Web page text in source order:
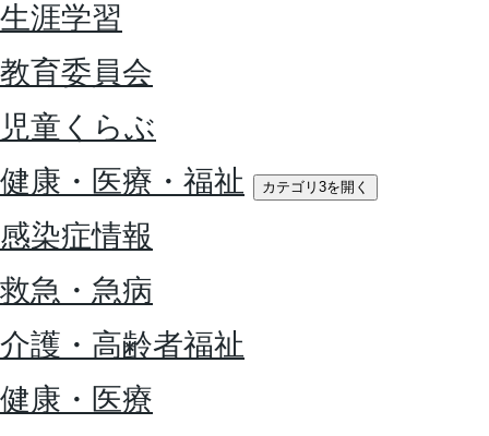
生涯学習
教育委員会
児童くらぶ
健康・医療・福祉
カテゴリ3を開く
感染症情報
救急・急病
介護・高齢者福祉
健康・医療